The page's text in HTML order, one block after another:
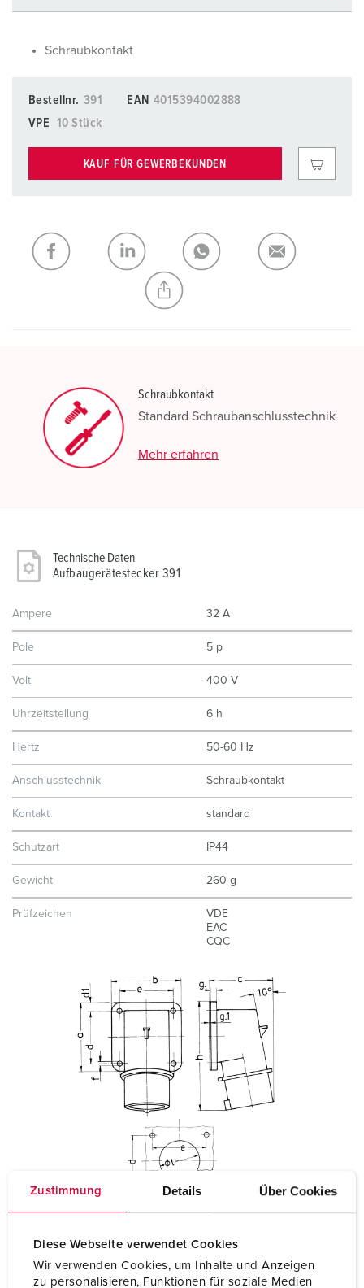
Zustimmung Details Über Cookies
Diese Webseite verwendet Cookies
Wir verwenden Cookies, um Inhalte und Anzeigen
zu personalisieren, Funktionen für soziale Medien
Schraubkontakt
Bestellnr. 391 EAN 4015394002888
VPE
10 Stück
KAUF FÜR GEWERBEKUNDEN
Schraubkontakt
Standard Schraubanschlusstechnik
Mehr erfahren
Technische Daten
Aufbaugerätestecker 391
Ampere 32 A
Pole 5 p
Volt 400 V
Uhrzeitstellung 6 h
Hertz 50-60 Hz
Anschlusstechnik Schraubkontakt
Kontakt standard
Schutzart IP44
Gewicht 260 g
Prüfzeichen
VDE
EAC
CQC